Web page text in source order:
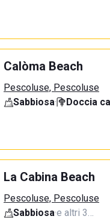
Calòma Beach
Pescoluse, Pescoluse
Sabbiosa· Doccia
La Cabina Beach
Pescoluse, Pescoluse
Sabbiosa·e altri 3…